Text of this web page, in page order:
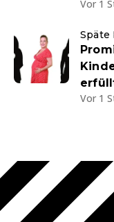
Vor 1
Späte
Vor 1